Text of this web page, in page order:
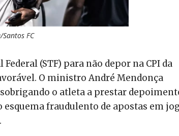
FC
(STF) para não depor na CPI da
O ministro André Mendonça
o atleta a prestar
esquema fraudulento de apostas em